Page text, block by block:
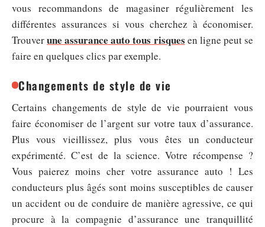
vous recommandons de magasiner régulièrement les
différentes assurances si vous cherchez à économiser.
Trouverune assurance auto tous risques en ligne peut se
faire en quelques clics par exemple.
Changements de style de vie
Certains changements de style de vie pourraient vous
faire économiser de l’argent sur votre taux d’assurance.
Plus vous vieillissez, plus vous êtes un conducteur
expérimenté. C’est de la science. Votre récompense ?
Vous paierez moins cher votre assurance auto ! Les
conducteurs plus âgés sont moins susceptibles de causer
un accident ou de conduire de manière agressive, ce qui
procure à la compagnie d’assurance une tranquillité